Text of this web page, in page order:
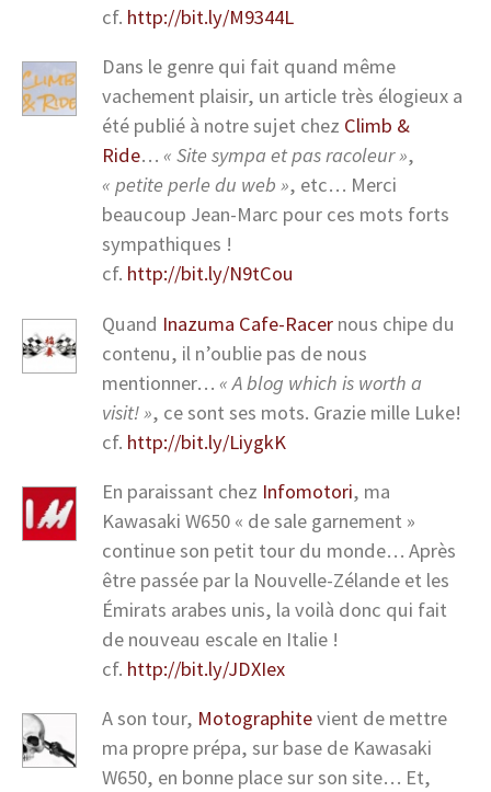
cf. http://bit.ly/M9344L
Dans le genre qui fait quand même
vachement plaisir, un article très élogieux a
été publié à notre sujet chez Climb &
Ride…« Site sympa et pas racoleur »,
« petite perle du web », etc… Merci
beaucoup Jean-Marc pour ces mots forts
sympathiques !
cf. http://bit.ly/N9tCou
Quand Inazuma Cafe-Racer nous chipe du
contenu, il n’oublie pas de nous
mentionner…« A blog which is worth a
visit! », ce sont ses mots. Grazie mille Luke!
cf. http://bit.ly/LiygkK
En paraissant chez Infomotori, ma
Kawasaki W650 « de sale garnement »
continue son petit tour du monde… Après
être passée par la Nouvelle-Zélande et les
Émirats arabes unis, la voilà donc qui fait
de nouveau escale en Italie !
cf. http://bit.ly/JDXIex
A son tour, Motographitevient de mettre
ma propre prépa, sur base de Kawasaki
W650, en bonne place sur son site… Et,